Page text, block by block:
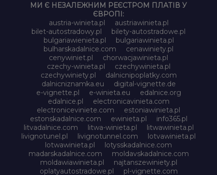
МИ Є НЕЗАЛЕЖНИМ РЕЄСТРОМ ПЛАТІВ У
ЄВРОПІ:
austria-winieta.pl
austriawinieta.pl
bilet-autostradowy.pl
bilety-autostradowe.pl
bulgariawienieta.pl
bulgariawinieta.pl
bulharskadalnice.com
cenawiniety.pl
cenywiniet.pl
chorwacjawinieta.pl
czechy-winieta.pl
czechywinieta.pl
czechywiniety.pl
dalnicnipoplatky.com
dalnicniznamka.eu
digital-vignette.de
e-vignette.pl
e-winieta.eu
edalnice.org
edalnice.pl
electronicavinieta.com
electroniceviniete.com
estoniawinieta.pl
estonskadalnice.com
ewinieta.pl
info365.pl
litvadalnice.com
litwa-winieta.pl
litwawinieta.pl
livignotunel.pl
livignotunnel.com
lotvawinieta.pl
lotwawinieta.pl
lotysskadalnice.com
madarskadalnice.com
moldavskadalnice.com
moldawiawinieta.pl
najtanszewiniety.pl
oplatyautostradowe.pl
pl-vignette.com